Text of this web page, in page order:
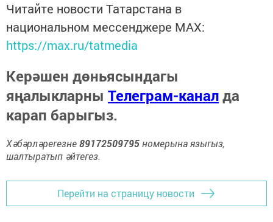
Читайте новости Татарстана в
национальном мессенджере MАХ:
https://max.ru/tatmedia
Керәшен дөньясындагы
яңалыкларны Телеграм-каналда
карап барыгыз.
Хәбәрләрегезне89172509795номерына языгыз,
шалтыратып әйтегез.
Перейти на страницу новости